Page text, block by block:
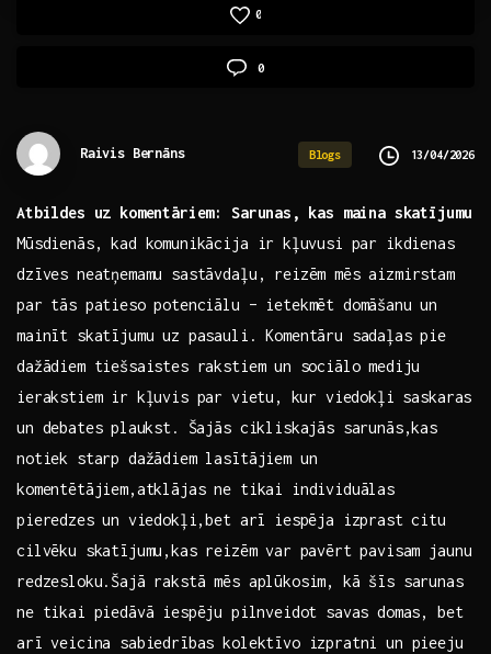
0
0
Raivis Bernāns Blogs 13/04/2026
Atbildes uz komentāriem: Sarunas,⁢ kas maina skatījumu
Mūsdienās, kad komunikācija​ ir ⁢kļuvusi par​ ikdienas
dzīves ​neatņemamu sastāvdaļu, reizēm mēs aizmirstam
par tās patieso potenciālu – ietekmēt domāšanu un
mainīt skatījumu uz pasauli. Komentāru sadaļas pie
dažādiem tiešsaistes​ rakstiem ⁢un sociālo mediju
ierakstiem ir kļuvis par ⁢vietu, ⁢kur viedokļi saskaras
un debates⁢ plaukst. Šajās cikliskajās sarunās,kas
notiek starp dažādiem lasītājiem un
komentētājiem,atklājas ne tikai individuālas
‌pieredzes un ⁤viedokļi,bet arī iespēja izprast citu
cilvēku skatījumu,kas reizēm ⁤var pavērt pavisam jaunu
redzesloku.Šajā rakstā mēs aplūkosim, kā šīs sarunas
ne tikai piedāvā iespēju⁣ pilnveidot savas domas, bet
arī veicina sabiedrības kolektīvo izpratni un pieeju